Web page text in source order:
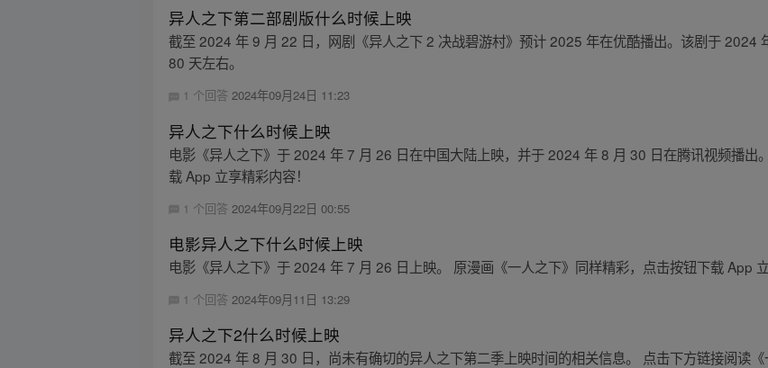
异人之下第二部剧版什么时候上映
截至 2024 年 9 月 22 日，网剧《异人之下 2 决战碧游村》预计 2025 年在优酷播出。该剧于 2024
80 天左右。
1 个回答2024年09月24日 11:23
异人之下什么时候上映
电影《异人之下》于 2024 年 7 月 26 日在中国大陆上映，并于 2024 年 8 月 30 日在腾讯视频播出
载 App 立享精彩内容！
1 个回答 2024年09月22日 00:55
电影异人之下什么时候上映
电影《异人之下》于 2024 年 7 月 26 日上映。 原漫画《一人之下》同样精彩，点击按钮下载 App 立
1 个回答 2024年09月11日 13:29
异人之下2什么时候上映
截至 2024 年 8 月 30 日，尚未有确切的异人之下第二季上映时间的相关信息。 点击下方链接阅读《